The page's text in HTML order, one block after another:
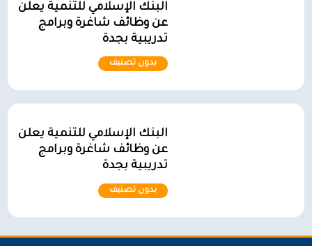
البنك الإسلامي للتنمية يعلن
عن وظائف شاغرة وبرامج
تدريبية بجدة
بدون تصنيف
البنك الإسلامي للتنمية يعلن
عن وظائف شاغرة وبرامج
تدريبية بجدة
بدون تصنيف